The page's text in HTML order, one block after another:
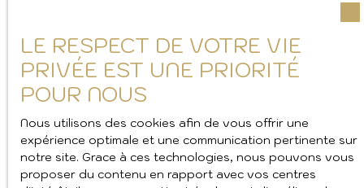
LE RESPECT DE VOTRE VIE
PRIVÉE EST UNE PRIORITÉ
POUR NOUS
Nous utilisons des cookies afin de vous offrir une
expérience optimale et une communication pertinente sur
notre site. Grace à ces technologies, nous pouvons vous
proposer du contenu en rapport avec vos centres